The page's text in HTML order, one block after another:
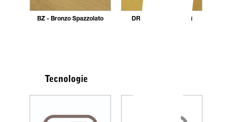
BZ - Bronzo Spazzolato DR - Dorato 24 carati
Tecnologie